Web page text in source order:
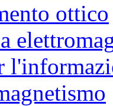
ottico